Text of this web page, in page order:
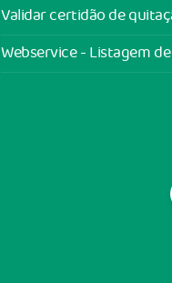
Validar certidão de
Webservice - Listagem